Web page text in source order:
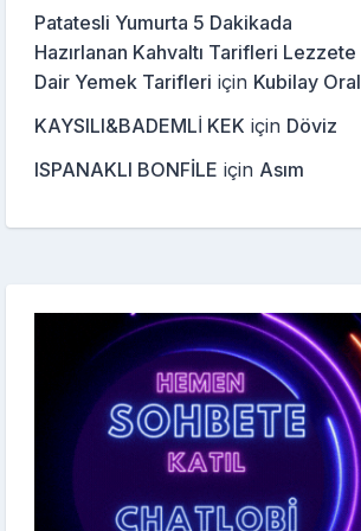
Patatesli Yumurta 5 Dakikada
Hazırlanan Kahvaltı Tarifleri Lezzete
Dair Yemek Tarifleri için Kubilay Oral
KAYSILI&BADEMLİ KEK için Döviz
ISPANAKLI BONFİLE için Asım